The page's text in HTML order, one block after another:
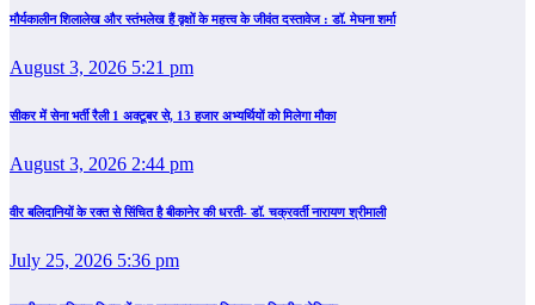
मौर्यकालीन शिलालेख और स्तंभलेख हैं वृक्षों के महत्त्व के जीवंत दस्तावेज : डॉ. मेघना शर्मा
August 3, 2026 5:21 pm
सीकर में सेना भर्ती रैली 1 अक्टूबर से, 13 हजार अभ्यर्थियों को मिलेगा मौका
August 3, 2026 2:44 pm
वीर बलिदानियों के रक्त से सिंचित है बीकानेर की धरती- डॉ. चक्रवर्ती नारायण श्रीमाली
July 25, 2026 5:36 pm